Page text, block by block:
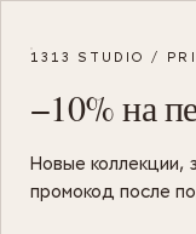
1313 STUDIO /
−10% на
Новые коллекции,
промокод после